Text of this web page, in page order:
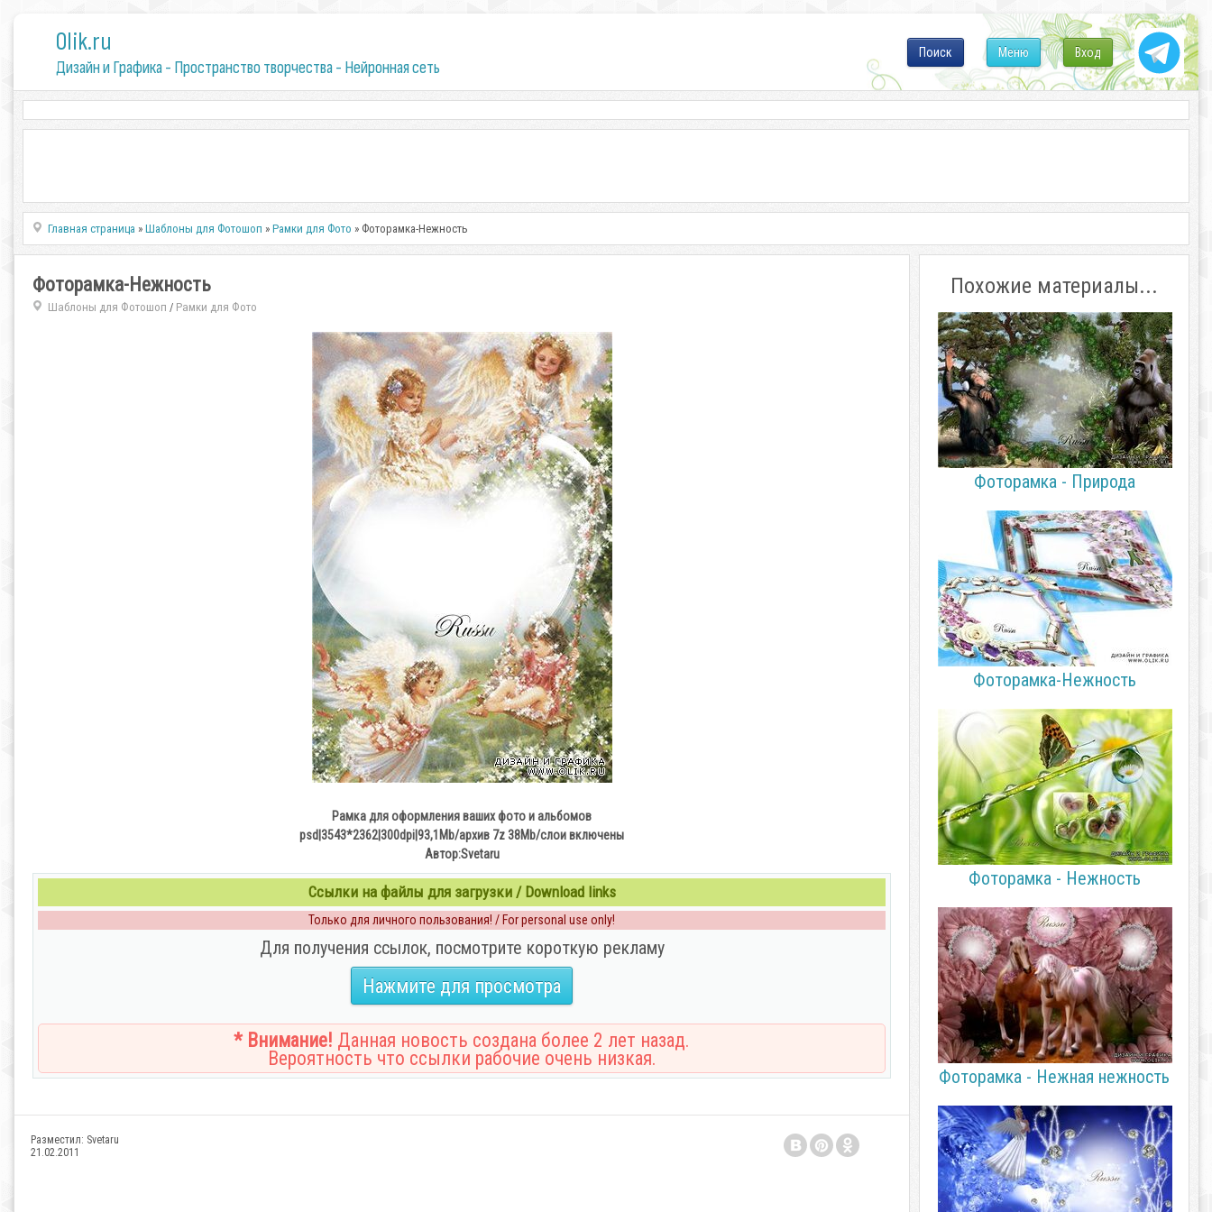
0lik.ru
Дизайн и Графика - Пространство творчества - Нейронная сеть
Вход
Меню
Поиск
Главная страница »Шаблоны для Фотошоп »Рамки для Фото » Фоторамка-Нежность
Фоторамка-Нежность
Шаблоны для Фотошоп / Рамки для Фото
Рамка для оформления ваших фото и альбомов
psd|3543*2362|300dpi|93,1Mb/архив 7z 38Mb/слои включены
Автор:Svetaru
Ссылки на файлы для загрузки / Download links
Только для личного пользования! / For personal use only!
Для получения ссылок, посмотрите короткую рекламу
Нажмите для просмотра
* Внимание! Данная новость создана более 2 лет назад.
Вероятность что ссылки рабочие очень низкая.
Разместил: Svetaru
21.02.2011
Похожие материалы...
Фоторамка - Природа
Фоторамка-Нежность
Фоторамка - Нежность
Фоторамка - Нежная нежность